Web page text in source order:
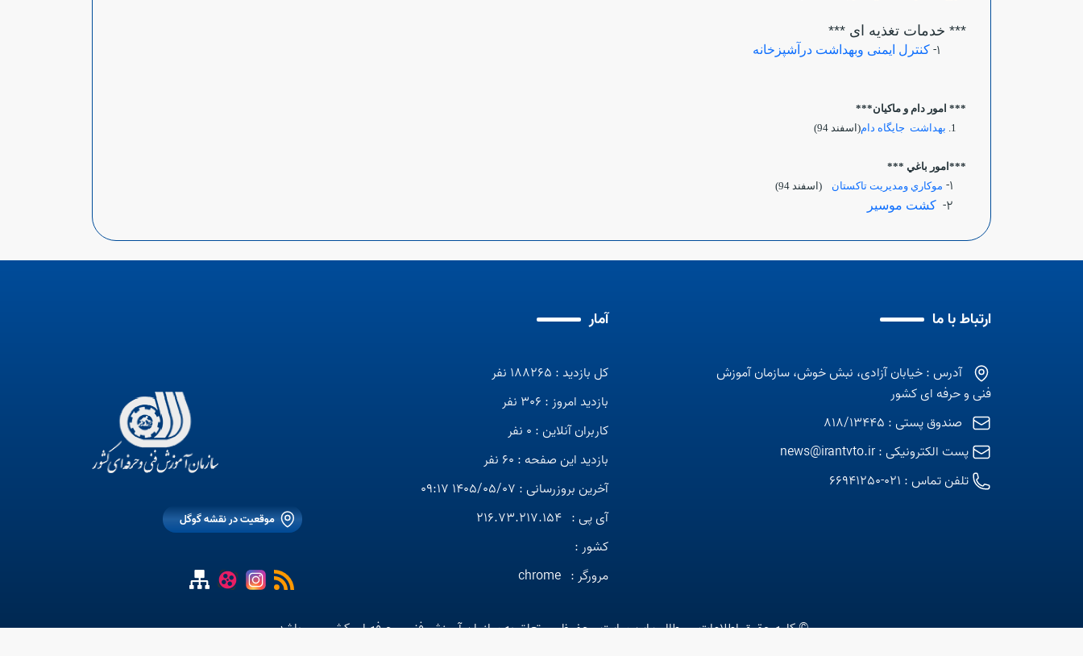
*** خدمات تغذیه ای ***
کنترل ایمنی وبهداشت درآشپزخانه
*** امور دام و ماكيان***
بهداشت جايگاه دام(اسفند 94)
***امور باغي ***
موكاري ومديريت تاكستان (اسفند 94)
كشت موسير
ارتباط با ما
آدرس : خیابان آزادی، نبش خوش، سازمان آموزش
فنی و حرفه ای کشور
صندوق پستی : 818/13445
پست الکترونیکی :news@irantvto.ir
تلفن تماس : 021-66941250
آمار
کل بازدید : 188265 نفر
بازدید امروز : 306 نفر
کاربران آنلاین : 0 نفر
بازدید این صفحه : 60 نفر
آخرین بروزرسانی : 1405/05/07 09:17
آی پی : 216.73.217.154
کشور :
مرورگر : chrome
موقعیت در نقشه گوگل
© کلیه حقوق اطلاعات و مطالب این سایت محفوظ و متعلق به سازمان آموزش فنی و حرفه ای کشور می باشد.